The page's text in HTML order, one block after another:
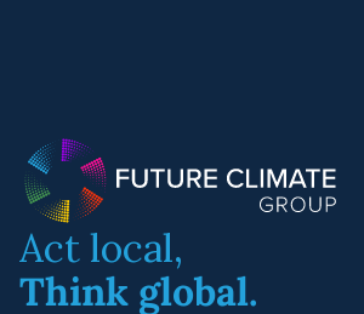
Act local,
Think global.